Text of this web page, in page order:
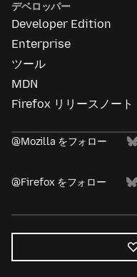
デベロッパー
Developer Edition
Enterprise
ツール
MDN
Firefox リリースノート
@Mozilla をフォロー
@Firefox をフォロー